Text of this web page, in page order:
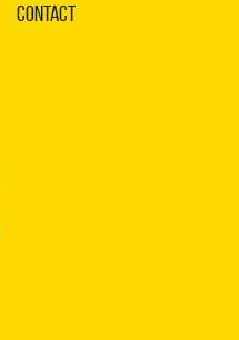
Contact